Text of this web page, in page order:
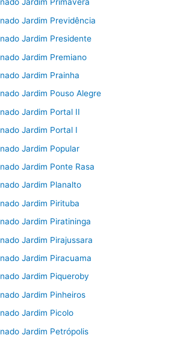
Jardim Primavera
Jardim Previdência
Jardim Presidente
Jardim Premiano
Jardim Prainha
Jardim Pouso Alegre
Jardim Portal II
Jardim Portal I
Jardim Popular
Jardim Ponte Rasa
Jardim Planalto
Jardim Pirituba
Jardim Piratininga
Jardim Pirajussara
Jardim Piracuama
Jardim Piqueroby
Jardim Pinheiros
Jardim Picolo
Jardim Petrópolis